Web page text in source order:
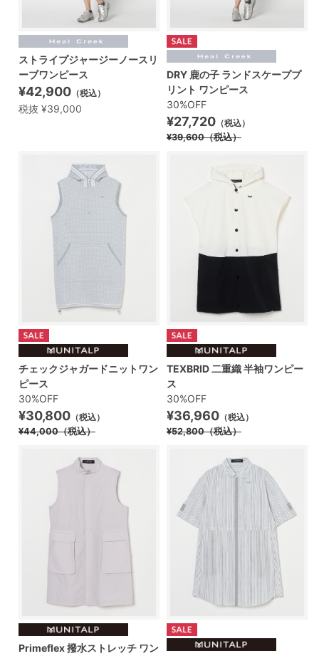
ストライプジャージーノースリ
ーブワンピース
¥42,900 （税込）
税抜 ¥39,000
DRY 鹿の子 ランドスケーププ
リント ワンピース
30%OFF
¥27,720 （税込）
¥39,600（税込）
チェックジャガードニットワン
ピース
30%OFF
¥30,800 （税込）
¥44,000（税込）
TEXBRID 二重織 半袖ワンピー
ス
30%OFF
¥36,960 （税込）
¥52,800（税込）
Primeflex 撥水ストレッチ ワン